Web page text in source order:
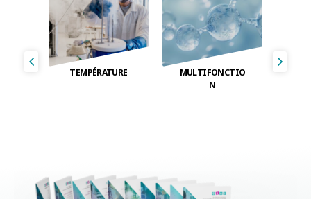
TEMPÉRATURE
MULTIFONCTIO
N